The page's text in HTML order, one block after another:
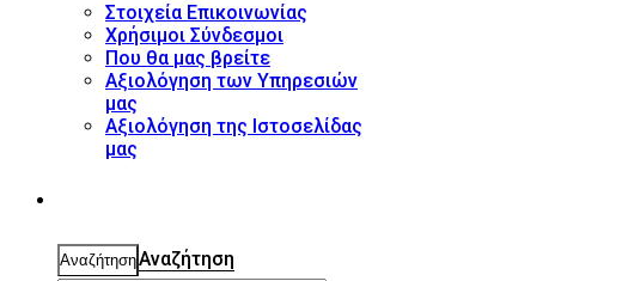
Στοιχεία Επικοινωνίας
Χρήσιμοι Σύνδεσμοι
Που θα μας βρείτε
Αξιολόγηση των Υπηρεσιών
μας
Αξιολόγηση της Ιστοσελίδας
μας
ΑναζήτησηΑναζήτηση